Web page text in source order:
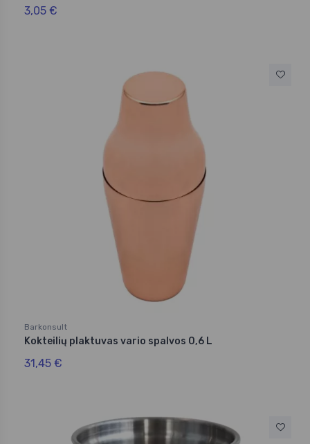
3,05 €
Barkonsult
Kokteilių plaktuvas vario spalvos 0,6 L
31,45 €